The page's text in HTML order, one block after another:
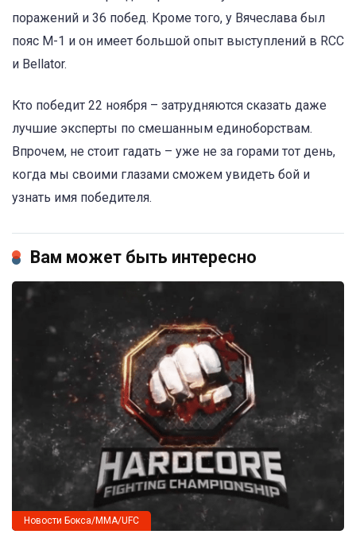
поражений и 36 побед. Кроме того, у Вячеслава был
пояс M-1 и он имеет большой опыт выступлений в RCC
и Bellator.
Кто победит 22 ноября – затрудняются сказать даже
лучшие эксперты по смешанным единоборствам.
Впрочем, не стоит гадать – уже не за горами тот день,
когда мы своими глазами сможем увидеть бой и
узнать имя победителя.
Вам может быть интересно
Новости Бокса/MMA/UFC